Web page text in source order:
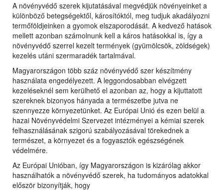
A növényvédő szerek kijutatásával megvédjük növényeinket a
különböző betegségektől, károsítóktól, meg tudjuk akadályozni
termőföldjeinken a gyomok elszaporodását. A kedvező hatások
mellett azonban számolnunk kell a káros hatásokkal is, így a
növényvédő szerrel kezelt termények (gyümölcsök, zöldségek)
kezelés utáni szermaradék tartalmával.
Magyarországon több száz növényvédő szer készítmény
használata engedélyezett. A leggondosabban elvégzett
kezeléseknél sem kerülhető el azonban az, hogy a kijuttatott
szereknek bizonyos hányada a természetbe jutva ne
szennyezze környezetünket. Az Európai Unió és ezen belül a
hazai Növényvédelmi Szervezet intézményei a kémiai szerek
felhasználásának szigorú szabályozásával törekednek a
természet, a környezet és a fogyasztók egészségének
védelmére.
Az Európai Unióban, így Magyarországon is kizárólag akkor
használhatók a növényvédő szerek, ha tudományos adatokkal
először bizonyítják, hogy